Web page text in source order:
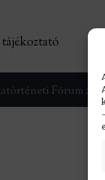
Fórum 2017